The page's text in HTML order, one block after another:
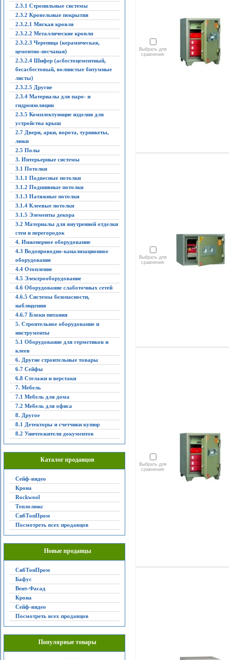
2.3.1 Стропильные системы
2.3.2 Кровельные покрытия
2.3.2.1 Мягкая кровля
2.3.2.2 Металлические кровли
2.3.2.3 Черепица (керамическая,
цементно-песчаная)
2.3.2.4 Шифер (асбестоцементный,
бесасбестовый, волнистые битумные
листы)
2.3.2.5 Другие
2.3.4 Материалы для паро- и
гидроизоляции
2.3.5 Комплектующие изделия для
устройства крыш
2.7 Двери, арки, ворота, турникеты,
люки
2.5 Полы
3. Интерьерные системы
3.1 Потолки
3.1.1 Подвесные потолки
3.1.2 Подшивные потолки
3.1.3 Натяжные потолки
3.1.4 Клеевые потолки
3.1.5 Элементы декора
3.2 Материалы для внутренней отделки
стен и перегородок
4. Инженерное оборудование
4.3 Водопроводно-канализационное
оборудование
4.4 Отопление
4.5 Электрооборудование
4.6 Оборудование слаботочных сетей
4.6.5 Системы безопасности,
наблюдения
4.6.7 Блоки питания
5. Строительное оборудование и
инструменты
5.1 Оборудование для герметиков и
клеев
6. Другие строительные товары
6.7 Сейфы
6.8 Стелажи и верстаки
7. Мебель
7.1 Мебель для дома
7.2 Мебель для офиса
8. Другое
8.1 Детекторы и счетчики купюр
8.2 Уничтожители документов
Каталог продавцов
Сейф-видео
Крона
Rockwool
Теплолюкс
СибТопПром
Посмотреть всех продавцов
Новые продавцы
СибТопПром
Бафус
Вент-Фасад
Крона
Сейф-видео
Посмотреть всех продавцов
Популярные товары
Выбрать для
сравнения
Выбрать для
сравнения
Выбрать для
сравнения